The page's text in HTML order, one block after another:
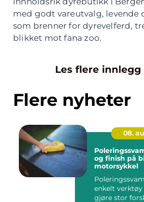
med godt vareutvalg, levende
som brenner for dyrevelferd,
blikket mot fana zoo.
Les flere innlegg
Flere nyheter
08.
og finish på
motorsykkel
enkelt
gjøre stor